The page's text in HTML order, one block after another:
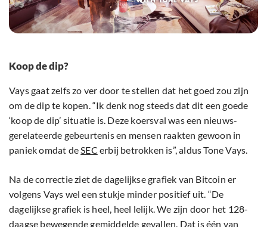
Koop de dip?
Vays gaat zelfs zo ver door te stellen dat het goed zou zijn
om de dip te kopen. “Ik denk nog steeds dat dit een goede
‘koop de dip’ situatie is. Deze koersval was een nieuws-
gerelateerde gebeurtenis en mensen raakten gewoon in
paniek omdat deSEC erbij betrokken is”, aldus Tone Vays.
Na de correctie ziet de dagelijkse grafiek van Bitcoin er
volgens Vays wel een stukje minder positief uit. “De
dagelijkse grafiek is heel, heel lelijk. We zijn door het 128-
daagse bewegende gemiddelde gevallen. Dat is één van